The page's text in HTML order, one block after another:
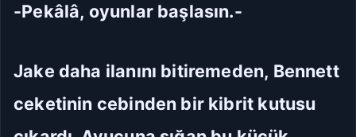
-Pekâlâ, oyunlar başlasın.-
Jake daha ilanını bitiremeden, Bennett
ceketinin cebinden bir kibrit kutusu